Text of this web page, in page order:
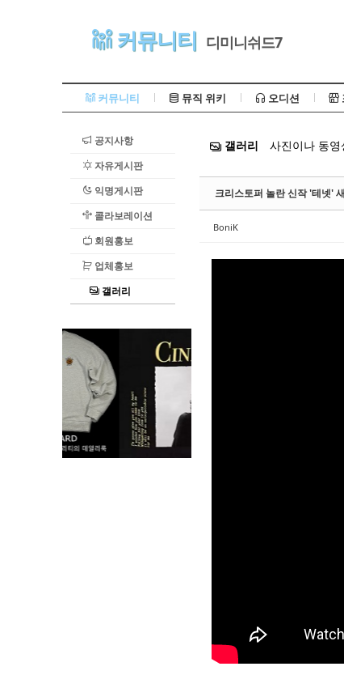
커뮤니티 디미니쉬드7
커뮤니티 뮤직 위키 오디션
공지사항
자유게시판
익명게시판
콜라보레이션
회원홍보
업체홍보
갤러리
갤러리 사진이나 동
크리스토퍼 놀란 신작 '테넷'
BoniK
Sketchbook5, 스케치북5
Sketchbook5, 스케치북5